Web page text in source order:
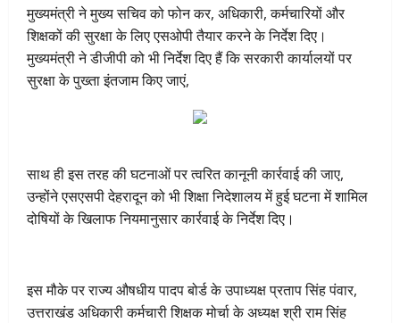
मुख्यमंत्री ने मुख्य सचिव को फोन कर, अधिकारी, कर्मचारियों और
शिक्षकों की सुरक्षा के लिए एसओपी तैयार करने के निर्देश दिए।
मुख्यमंत्री ने डीजीपी को भी निर्देश दिए हैं कि सरकारी कार्यालयों पर
सुरक्षा के पुख्ता इंतजाम किए जाएं,
साथ ही इस तरह की घटनाओं पर त्वरित कानूनी कार्रवाई की जाए,
उन्होंने एसएसपी देहरादून को भी शिक्षा निदेशालय में हुई घटना में शामिल
दोषियों के खिलाफ नियमानुसार कार्रवाई के निर्देश दिए।
इस मौके पर राज्य औषधीय पादप बोर्ड के उपाध्यक्ष प्रताप सिंह पंवार,
उत्तराखंड अधिकारी कर्मचारी शिक्षक मोर्चा के अध्यक्ष श्री राम सिंह